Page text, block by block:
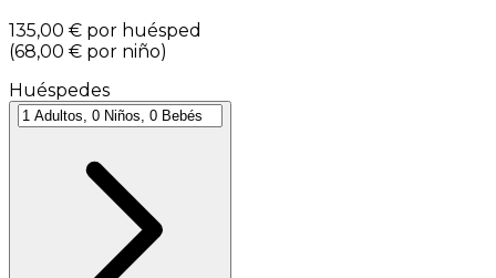
135,00 € por huésped
(68,00 € por niño)
Huéspedes